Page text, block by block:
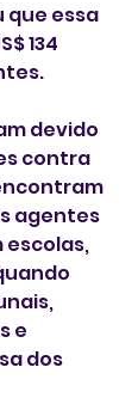
que essa
134
devido
contra
agentes
escolas,
e
dos